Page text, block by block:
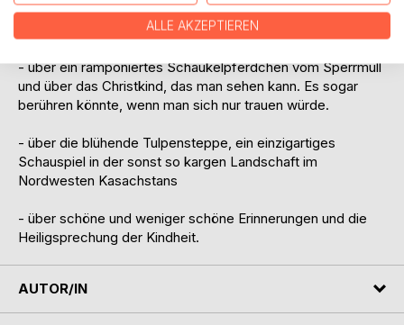
- über Vertreibung und Verbannung, Heimatlosigkeit und
den Versuch einer Heimatverortung
- über ein ramponiertes Schaukelpferdchen vom Sperrmüll
und über das Christkind, das man sehen kann. Es sogar
berühren könnte, wenn man sich nur trauen würde.
- über die blühende Tulpensteppe, ein einzigartiges
Schauspiel in der sonst so kargen Landschaft im
Nordwesten Kasachstans
- über schöne und weniger schöne Erinnerungen und die
Heiligsprechung der Kindheit.
AUTOR/IN
ALLE AKZEPTIEREN